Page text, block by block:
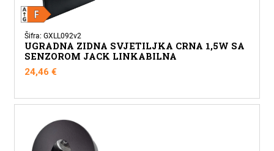
Šifra: GXLL092v2
UGRADNA ZIDNA SVJETILJKA CRNA 1,5W SA
SENZOROM JACK LINKABILNA
24,46€